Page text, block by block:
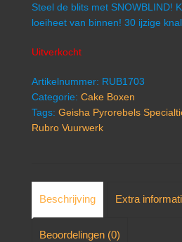
Steel de blits met SNOWBLIND!
loeiheet van binnen! 30 ijzige
Uitverkocht
Artikelnummer: RUB1703
Categorie: Cake Boxen
Tags: Geisha Pyrorebels
Rubro Vuurwerk
Beschrijving Extra
Beoordelingen (0)